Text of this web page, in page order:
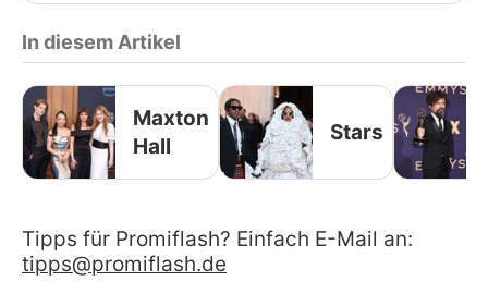
In diesem Artikel
Maxton
Hall
Stars
Tipps für Promiflash? Einfach E-Mail an:
tipps@promiflash.de